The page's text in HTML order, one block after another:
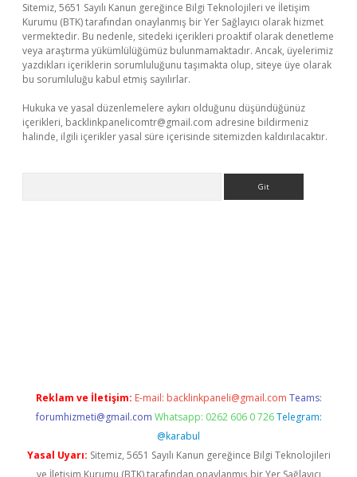
Sitemiz, 5651 Sayılı Kanun gereğince Bilgi Teknolojileri ve İletişim
Kurumu (BTK) tarafından onaylanmış bir Yer Sağlayıcı olarak hizmet
vermektedir. Bu nedenle, sitedeki içerikleri proaktif olarak denetleme
veya araştırma yükümlülüğümüz bulunmamaktadır. Ancak, üyelerimiz
yazdıkları içeriklerin sorumluluğunu taşımakta olup, siteye üye olarak
bu sorumluluğu kabul etmiş sayılırlar.
Hukuka ve yasal düzenlemelere aykırı olduğunu düşündüğünüz
içerikleri, backlinkpanelicomtr@gmail.com adresine bildirmeniz
halinde, ilgili içerikler yasal süre içerisinde sitemizden kaldırılacaktır.
Reklam ve İletişim: E-mail: backlinkpaneli@gmail.com Teams:
forumhizmeti@gmail.com Whatsapp: 0262 606 0 726 Telegram:
@karabul
Yasal Uyarı: Sitemiz, 5651 Sayılı Kanun gereğince Bilgi Teknolojileri
ve İletişim Kurumu (BTK) tarafından onaylanmış bir Yer Sağlayıcı